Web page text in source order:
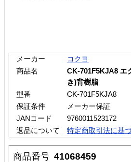
メーカー
コクヨ
商品名
CK-701F5KJA8 エ
き)背樹脂
型番
CK-701F5KJA8
保証条件
メーカー保証
JANコード
9760011523172
返品について
特定商取引法に基
商品番号 41068459